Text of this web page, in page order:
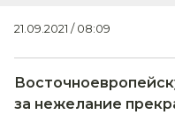
21.09.2021 / 08:09
за нежелание